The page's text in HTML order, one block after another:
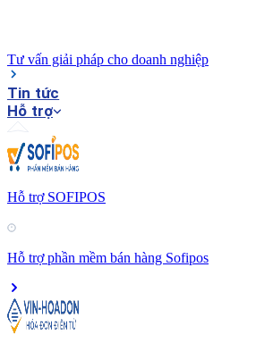
Tư vấn giải pháp cho doanh nghiệp
Tin tức
Hỗ trợ
Hỗ trợ SOFIPOS
Hỗ trợ phần mềm bán hàng Sofipos